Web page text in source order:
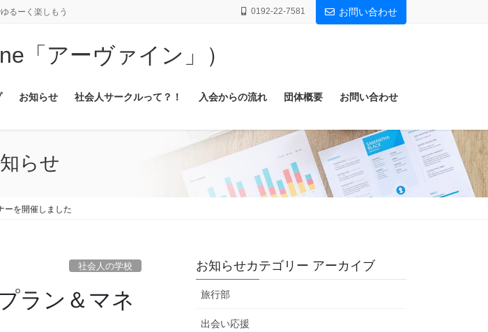
るーく楽しもう 0192-22-7581 お問い合わせ
「アーヴァイン」）
お知らせ 社会人サークルって？！ 入会からの流れ 団体概要 お問い合わせ
らせ
ーを開催しました
社会人の学校
ラン＆マネ
お知らせカテゴリー アーカイブ
旅行部
出会い応援